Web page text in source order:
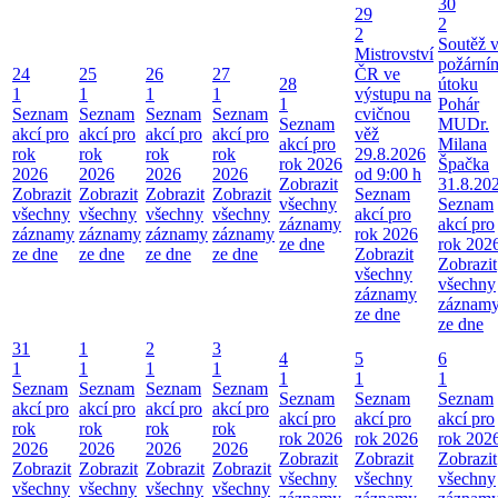
24
1
Seznam
akcí pro
rok
2026
Zobrazit
všechny
záznamy
ze dne
25
1
Seznam
akcí pro
rok
2026
Zobrazit
všechny
záznamy
ze dne
26
1
Seznam
akcí pro
rok
2026
Zobrazit
všechny
záznamy
ze dne
27
1
Seznam
akcí pro
rok
2026
Zobrazit
všechny
záznamy
ze dne
28
1
Seznam
akcí pro
rok 2026
Zobrazit
všechny
záznamy
ze dne
29
2
Mistrovství
ČR ve
výstupu na
cvičnou
věž
29.8.2026
od 9:00 h
Seznam
akcí pro
rok 2026
Zobrazit
všechny
záznamy
ze dne
30
2
Soutěž v
útoku
Pohár
MUDr.
Milana
Špačka
Seznam
akcí pro
rok
Zobrazit
všechny
ze dne
31
1
Seznam
akcí pro
rok
2026
Zobrazit
všechny
1
1
Seznam
akcí pro
rok
2026
Zobrazit
všechny
2
1
Seznam
akcí pro
rok
2026
Zobrazit
všechny
3
1
Seznam
akcí pro
rok
2026
Zobrazit
všechny
4
1
Seznam
akcí pro
rok 2026
Zobrazit
všechny
5
1
Seznam
akcí pro
rok 2026
Zobrazit
všechny
6
1
Seznam
akcí pro
rok
Zobrazit
všechny